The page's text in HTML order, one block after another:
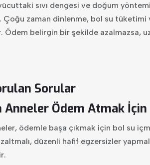
sıvı dengesi ve doğum
zaman dinlenme, bol su tüketimi
Ödem belirgin bir şekilde azalmazsa,
Sorular
Anneler Ödem Atmak İçin
ödemle başa çıkmak için bol su
düzenli hafif egzersizler